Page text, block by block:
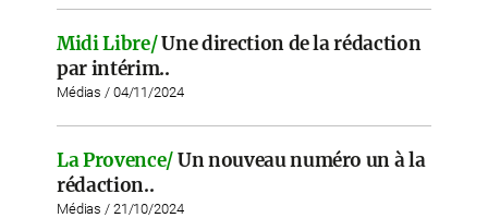
Midi Libre/Une direction de la rédaction
par intérim..
Médias / 04/11/2024
La Provence/Un nouveau numéro un à la
rédaction..
Médias / 21/10/2024